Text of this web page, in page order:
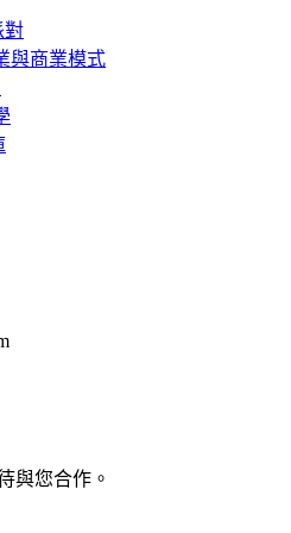
對
與商業模式
與您合作。